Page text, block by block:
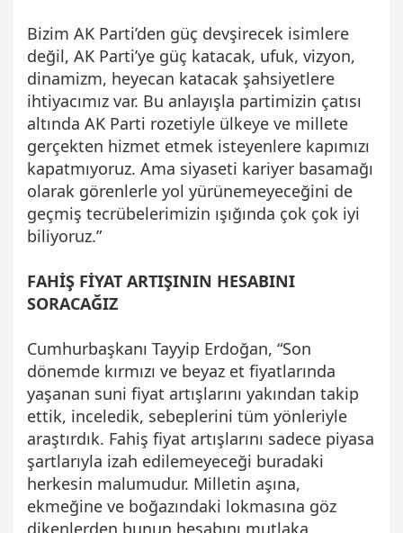
Bizim AK Parti’den güç devşirecek isimlere
değil, AK Parti’ye güç katacak, ufuk, vizyon,
dinamizm, heyecan katacak şahsiyetlere
ihtiyacımız var. Bu anlayışla partimizin çatısı
altında AK Parti rozetiyle ülkeye ve millete
gerçekten hizmet etmek isteyenlere kapımızı
kapatmıyoruz. Ama siyaseti kariyer basamağı
olarak görenlerle yol yürünemeyeceğini de
geçmiş tecrübelerimizin ışığında çok çok iyi
biliyoruz.”
FAHİŞ FİYAT ARTIŞININ HESABINI
SORACAĞIZ
Cumhurbaşkanı Tayyip Erdoğan, “Son
dönemde kırmızı ve beyaz et fiyatlarında
yaşanan suni fiyat artışlarını yakından takip
ettik, inceledik, sebeplerini tüm yönleriyle
araştırdık. Fahiş fiyat artışlarını sadece piyasa
şartlarıyla izah edilemeyeceği buradaki
herkesin malumudur. Milletin aşına,
ekmeğine ve boğazındaki lokmasına göz
dikenlerden bunun hesabını mutlaka